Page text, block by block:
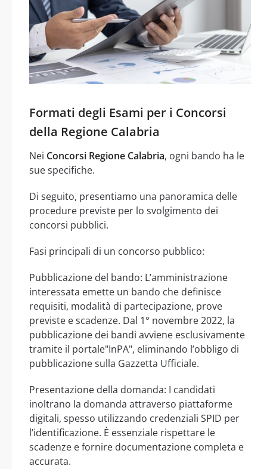
Formati degli Esami per i Concorsi
della Regione Calabria
Nei Concorsi Regione Calabria, ogni bando ha le
sue specifiche.
Di seguito, presentiamo una panoramica delle
procedure previste per lo svolgimento dei
concorsi pubblici.
Fasi principali di un concorso pubblico:
Pubblicazione del bando: L’amministrazione
interessata emette un bando che definisce
requisiti, modalità di partecipazione, prove
previste e scadenze. Dal 1° novembre 2022, la
pubblicazione dei bandi avviene esclusivamente
tramite il portale"InPA", eliminando l’obbligo di
pubblicazione sulla Gazzetta Ufficiale.
Presentazione della domanda: I candidati
inoltrano la domanda attraverso piattaforme
digitali, spesso utilizzando credenziali SPID per
l’identificazione. È essenziale rispettare le
scadenze e fornire documentazione completa e
accurata.